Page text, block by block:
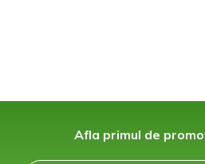
Afla primul de